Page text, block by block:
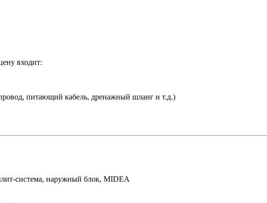
входит:
питающий кабель, дренажный шланг и т.д.)
система, наружный блок, MIDEA